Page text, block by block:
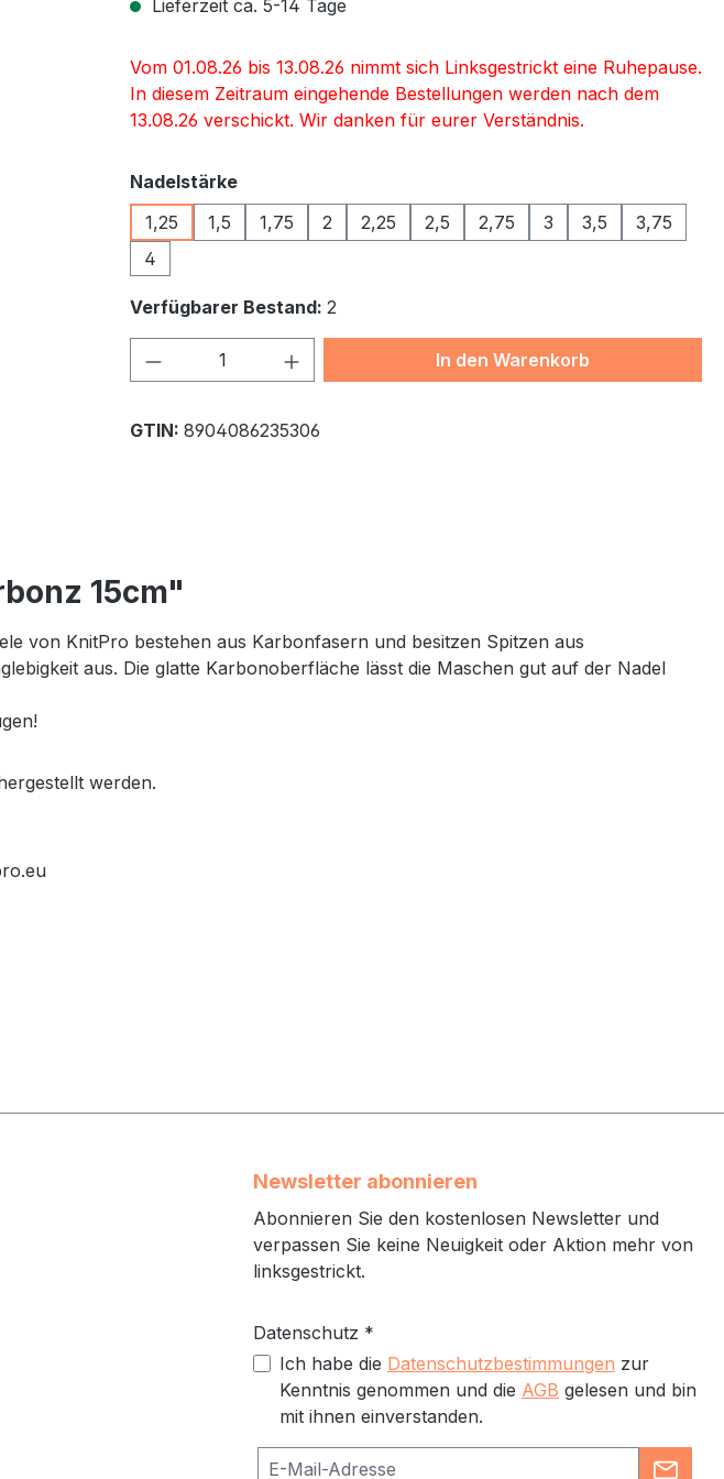
Lieferzeit ca. 5-14 Tage
Vom 01.08.26 bis 13.08.26 nimmt sich Linksgestrickt eine Ruhepause.
In diesem Zeitraum eingehende Bestellungen werden nach dem
13.08.26 verschickt. Wir danken für eurer Verständnis.
Nadelstärkeauswählen
1,25
1,5 1,75 2 2,25 2,5 2,75 3 3,5
3,75
4
Verfügbarer Bestand: 2
Produkt Anzahl: Gib den gewünschten Wert
In den Warenkorb
GTIN: 8904086235306
15cm"
von KnitPro bestehen aus Karbonfasern und besitzen Spitzen aus
aus. Die glatte Karbonoberfläche lässt die Maschen gut auf der Nadel
werden.
Newsletter abonnieren
Abonnieren Sie den kostenlosen Newsletter und
verpassen Sie keine Neuigkeit oder Aktion mehr von
linksgestrickt.
Datenschutz *
Ich habe die Datenschutzbestimmungen zur
Kenntnis genommen und die AGB gelesen und bin
mit ihnen einverstanden.